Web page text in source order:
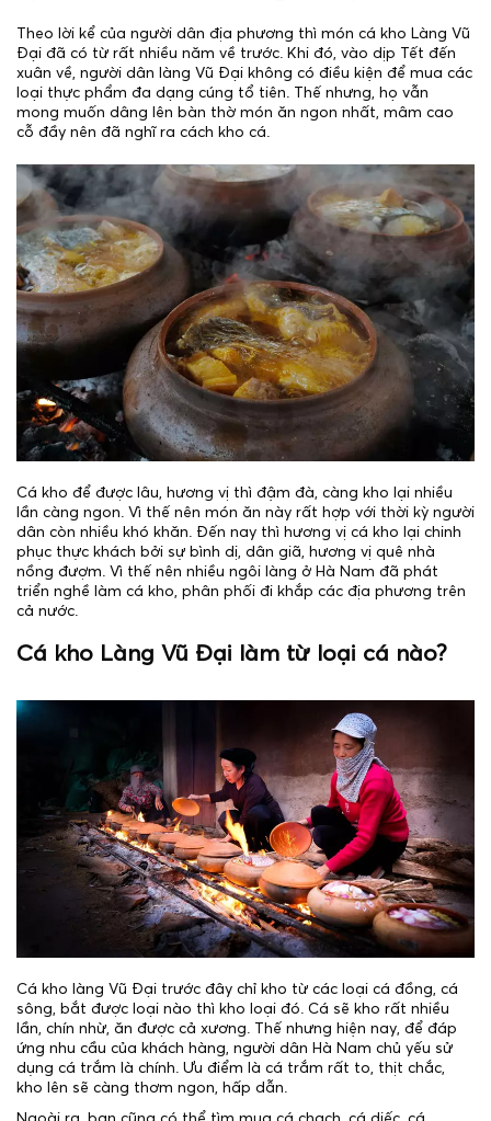
Theo lời kể của người dân địa phương thì món cá kho Làng Vũ
Đại đã có từ rất nhiều năm về trước. Khi đó, vào dịp Tết đến
xuân về, người dân làng Vũ Đại không có điều kiện để mua các
loại thực phẩm đa dạng cúng tổ tiên. Thế nhưng, họ vẫn
mong muốn dâng lên bàn thờ món ăn ngon nhất, mâm cao
cỗ đầy nên đã nghĩ ra cách kho cá.
Cá kho để được lâu, hương vị thì đậm đà, càng kho lại nhiều
lần càng ngon. Vì thế nên món ăn này rất hợp với thời kỳ người
dân còn nhiều khó khăn. Đến nay thì hương vị cá kho lại chinh
phục thực khách bởi sự bình dị, dân giã, hương vị quê nhà
nồng đượm. Vì thế nên nhiều ngôi làng ở Hà Nam đã phát
triển nghề làm cá kho, phân phối đi khắp các địa phương trên
cả nước.
Cá kho Làng Vũ Đại làm từ loại cá nào?
Cá kho làng Vũ Đại trước đây chỉ kho từ các loại cá đồng, cá
sông, bắt được loại nào thì kho loại đó. Cá sẽ kho rất nhiều
lần, chín nhừ, ăn được cả xương. Thế nhưng hiện nay, để đáp
ứng nhu cầu của khách hàng, người dân Hà Nam chủ yếu sử
dụng cá trắm là chính. Ưu điểm là cá trắm rất to, thịt chắc,
kho lên sẽ càng thơm ngon, hấp dẫn.